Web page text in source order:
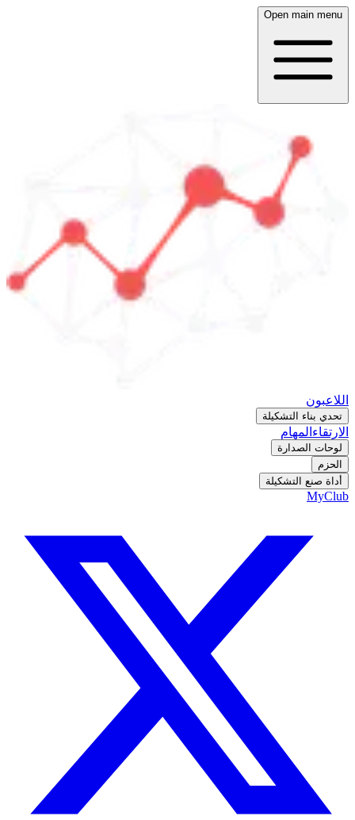
Open main menu
اللاعبون
تحدي بناء التشكيلة
الارتقاء المهام
لوحات الصدارة
الحزم
أداة صنع التشكيلة
MyClub